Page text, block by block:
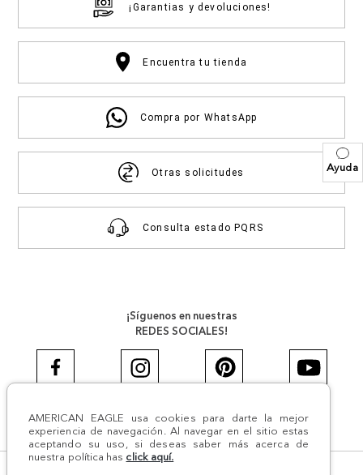
Ayuda
AMERICAN EAGLE usa cookies para darte la mejor
experiencia de navegación. Al navegar en el sitio estas
aceptando su uso, si deseas saber más acerca de
nuestra política has click aquí.
¡Garantias y devoluciones!
Encuentra tu tienda
Compra por WhatsApp
Otras solicitudes
Consulta estado PQRS
¡Síguenos en nuestras
REDES SOCIALES!
#AEJEANS #AerieREALCOL